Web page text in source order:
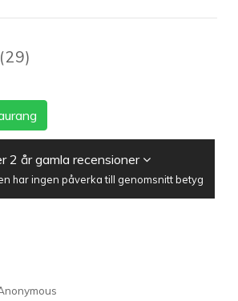
(29)
2 år gamla recensioner
har ingen påverka till genomsnitt betyg